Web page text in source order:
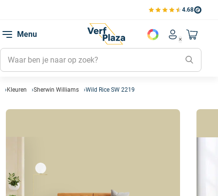
4.68
Bekijk de verfplaza
Menu
Account
Mijn
Mijn
Mijn
Naar
Kleuren Sherwin Williams Wild Rice SW 2219